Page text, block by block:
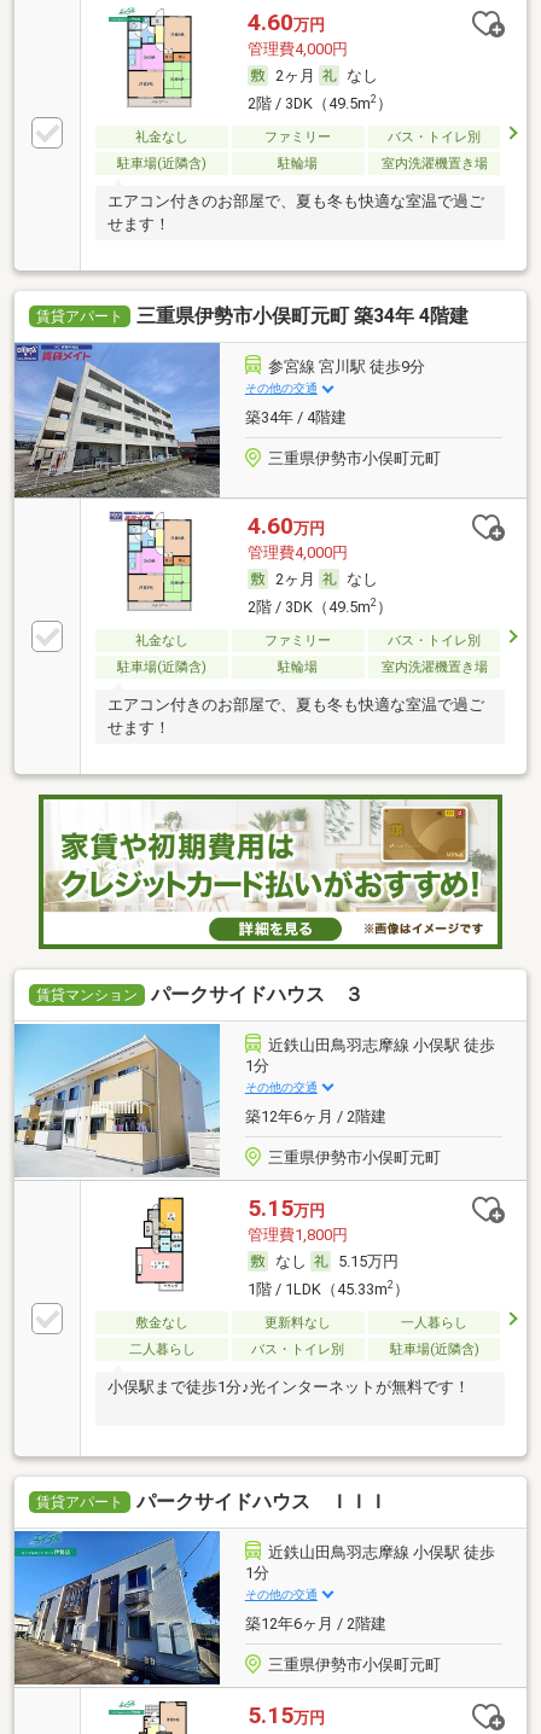
4.60万円
管理費4,000円
2ヶ月
なし
2階 / 3DK（49.5m2）
礼金なし ファミリー
バス・トイレ別
駐車場(近隣含)
駐輪場 室内洗濯機置き場
エアコン付きのお部屋で、夏も冬も快適な室温で過ご
せます！
賃貸アパート 三重県伊勢市小俣町元町 築34年 4階建
参宮線 宮川駅 徒歩9分
その他の交通
築34年 / 4階建
三重県伊勢市小俣町元町
4.60万円
管理費4,000円
2ヶ月
なし
2階 / 3DK（49.5m2）
礼金なし ファミリー
バス・トイレ別
駐車場(近隣含)
駐輪場 室内洗濯機置き場
エアコン付きのお部屋で、夏も冬も快適な室温で過ご
せます！
賃貸マンション パークサイドハウス ３
近鉄山田鳥羽志摩線 小俣駅 徒歩
1分
その他の交通
築12年6ヶ月 / 2階建
三重県伊勢市小俣町元町
5.15万円
管理費1,800円
なし
5.15万円
1階 / 1LDK（45.33m2）
敷金なし 更新料なし
一人暮らし
二人暮らし
バス・トイレ別 駐車場(近隣含)
小俣駅まで徒歩1分♪光インターネットが無料です！
賃貸アパート パークサイドハウス ＩＩＩ
近鉄山田鳥羽志摩線 小俣駅 徒歩
1分
その他の交通
築12年6ヶ月 / 2階建
三重県伊勢市小俣町元町
5.15万円